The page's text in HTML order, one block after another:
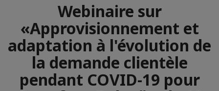
Webinaire sur
«Approvisionnement et
adaptation à l'évolution de
la demande clientèle
pendant COVID-19 pour